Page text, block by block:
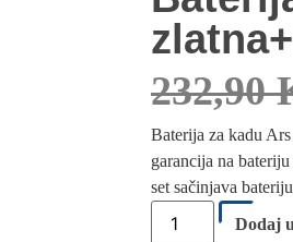
232,90
Baterija za kadu
garancija na
set sačinjava
Dodaj